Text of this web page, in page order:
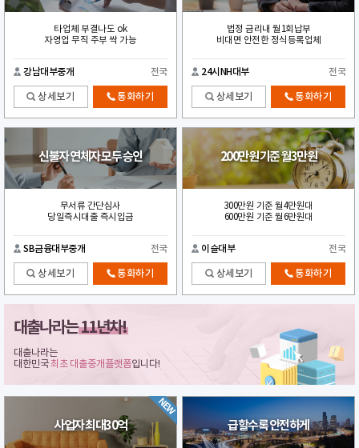
타업체 부결나도 ok
자영업 무직 주부 싹 가능
강남대부중개 전국
상세보기 통화하기
법정 금리내 월1회납부
비대면 안전한 정식등록업체
24시NH대부 전국
상세보기 통화하기
신불자 연체자 모두 승인
무서류 간단심사
당일즉시대출 즉시입금
SB금융대부중개 전국
상세보기 통화하기
200만원 기준 월3만원
300만원 기준 월4만원대
600만원 기준 월6만원대
이슬대부 전국
상세보기 통화하기
대출나라는11년차!
대출나라는
대한민국최초 대출중개플랫폼입니다!
사업자 최대30억 급할수록 안전하게